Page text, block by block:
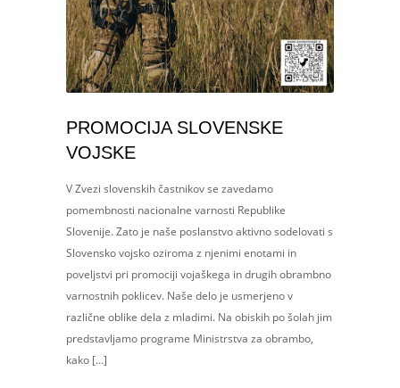
PROMOCIJA SLOVENSKE
VOJSKE
V Zvezi slovenskih častnikov se zavedamo
pomembnosti nacionalne varnosti Republike
Slovenije. Zato je naše poslanstvo aktivno sodelovati s
Slovensko vojsko oziroma z njenimi enotami in
poveljstvi pri promociji vojaškega in drugih obrambno
varnostnih poklicev. Naše delo je usmerjeno v
različne oblike dela z mladimi. Na obiskih po šolah jim
predstavljamo programe Ministrstva za obrambo,
kako […]